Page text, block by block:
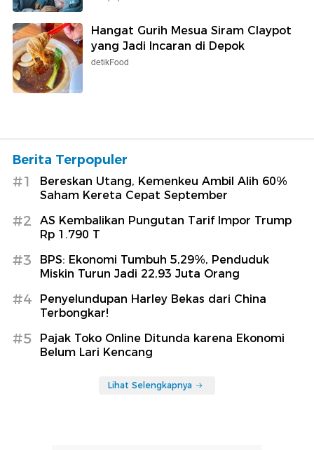
Hangat Gurih Mesua Siram Claypot
yang Jadi Incaran di Depok
detikFood
Berita Terpopuler
#1
Bereskan Utang, Kemenkeu Ambil Alih 60%
Saham Kereta Cepat September
#2
AS Kembalikan Pungutan Tarif Impor Trump
Rp 1.790 T
#3
BPS: Ekonomi Tumbuh 5,29%, Penduduk
Miskin Turun Jadi 22,93 Juta Orang
#4
Penyelundupan Harley Bekas dari China
Terbongkar!
#5
Pajak Toko Online Ditunda karena Ekonomi
Belum Lari Kencang
Lihat Selengkapnya